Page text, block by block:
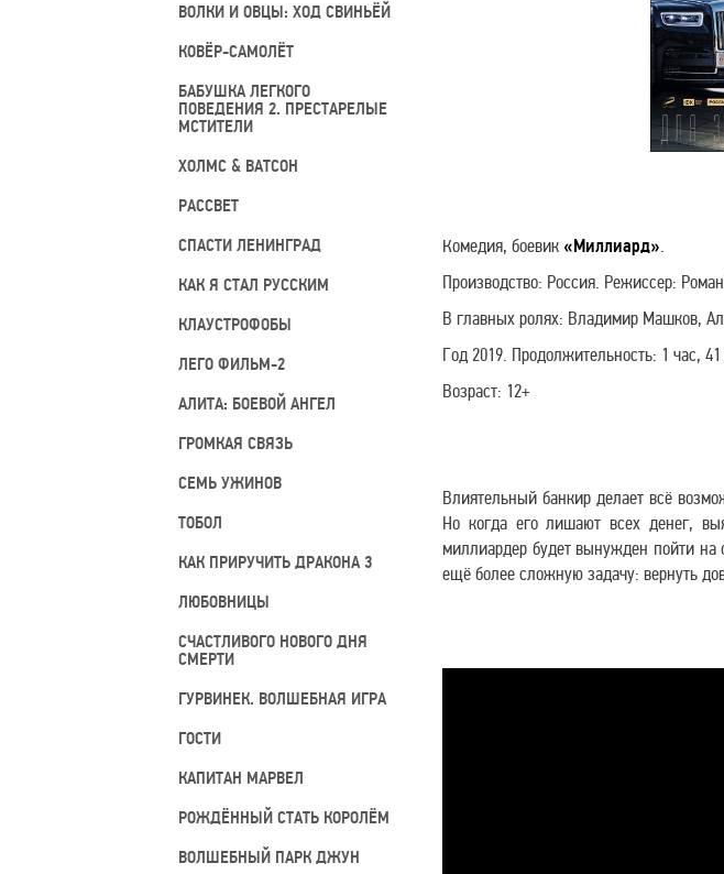
ВОЛКИ И ОВЦЫ: ХОД СВИНЬЁЙ
КОВЁР-САМОЛЁТ
БАБУШКА ЛЕГКОГО
ПОВЕДЕНИЯ 2. ПРЕСТАРЕЛЫЕ
МСТИТЕЛИ
ХОЛМС & ВАТСОН
РАССВЕТ
СПАСТИ ЛЕНИНГРАД
КАК Я СТАЛ РУССКИМ
КЛАУСТРОФОБЫ
ЛЕГО ФИЛЬМ-2
АЛИТА: БОЕВОЙ АНГЕЛ
ГРОМКАЯ СВЯЗЬ
СЕМЬ УЖИНОВ
ТОБОЛ
КАК ПРИРУЧИТЬ ДРАКОНА 3
ЛЮБОВНИЦЫ
СЧАСТЛИВОГО НОВОГО ДНЯ
СМЕРТИ
ГУРВИНЕК. ВОЛШЕБНАЯ ИГРА
ГОСТИ
КАПИТАН МАРВЕЛ
РОЖДЁННЫЙ СТАТЬ КОРОЛЁМ
ВОЛШЕБНЫЙ ПАРК ДЖУН
Комедия, боевик «Миллиард».
Производство: Россия. Режиссер:
В главных ролях: Владимир Машков,
Год 2019. Продолжительность: 1 час,
Возраст: 12+
Влиятельный банкир делает всё
Но когда его лишают всех денег,
миллиардер будет вынужден пойти на
ещё более сложную задачу: вернуть